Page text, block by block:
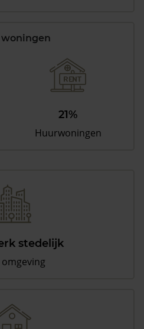
woningen
21%
Huurwoningen
stedelijk